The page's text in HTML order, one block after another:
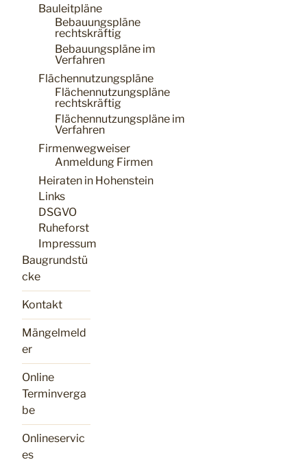
Bauleitpläne
Bebauungspläne
rechtskräftig
Bebauungspläne im
Verfahren
Flächennutzungspläne
Flächennutzungspläne
rechtskräftig
Flächennutzungspläne im
Verfahren
Firmenwegweiser
Anmeldung Firmen
Heiraten in Hohenstein
Links
DSGVO
Ruheforst
Impressum
Baugrundstü
cke
Kontakt
Mängelmeld
er
Online
Terminverga
be
Onlineservic
es